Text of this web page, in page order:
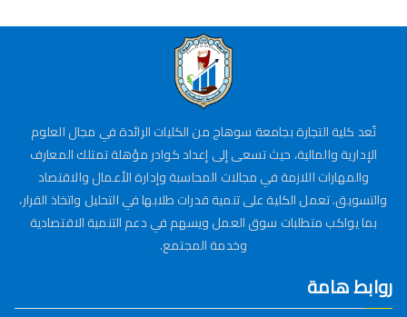
تُعد كلية التجارة بجامعة سوهاج من الكليات الرائدة في مجال العلوم
الإدارية والمالية، حيث تسعى إلى إعداد كوادر مؤهلة تمتلك المعارف
والمهارات اللازمة في مجالات المحاسبة وإدارة الأعمال والاقتصاد
والتسويق. تعمل الكلية على تنمية قدرات طلابها في التحليل واتخاذ القرار،
بما يواكب متطلبات سوق العمل ويسهم في دعم التنمية الاقتصادية
وخدمة المجتمع.
روابط هامة